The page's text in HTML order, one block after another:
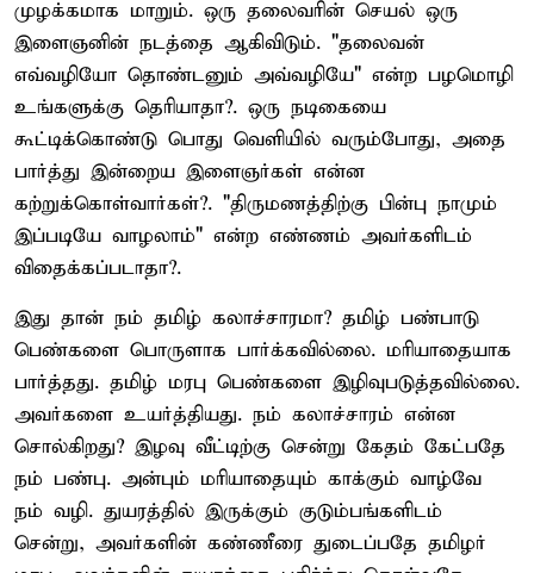
முழக்கமாக மாறும். ஒரு தலைவரின் செயல் ஒரு
இளைஞனின் நடத்தை ஆகிவிடும். "தலைவன்
எவ்வழியோ தொண்டனும் அவ்வழியே" என்ற பழமொழி
உங்களுக்கு தெரியாதா?. ஒரு நடிகையை
கூட்டிக்கொண்டு பொது வெளியில் வரும்போது, அதை
பார்த்து இன்றைய இளைஞர்கள் என்ன
கற்றுக்கொள்வார்கள்?. "திருமணத்திற்கு பின்பு நாமும்
இப்படியே வாழலாம்" என்ற எண்ணம் அவர்களிடம்
விதைக்கப்படாதா?.
இது தான் நம் தமிழ் கலாச்சாரமா? தமிழ் பண்பாடு
பெண்களை பொருளாக பார்க்கவில்லை. மரியாதையாக
பார்த்தது. தமிழ் மரபு பெண்களை இழிவுபடுத்தவில்லை.
அவர்களை உயர்த்தியது. நம் கலாச்சாரம் என்ன
சொல்கிறது? இழவு வீட்டிற்கு சென்று கேதம் கேட்பதே
நம் பண்பு. அன்பும் மரியாதையும் காக்கும் வாழ்வே
நம் வழி. துயரத்தில் இருக்கும் குடும்பங்களிடம்
சென்று, அவர்களின் கண்ணீரை துடைப்பதே தமிழர்